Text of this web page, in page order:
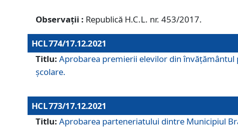
Observații : Republică H.C.L. nr. 453/2017.
HCL 774/17.12.2021
Titlu: Aprobarea premierii elevilor din
școlare.
HCL 773/17.12.2021
Titlu: Aprobarea parteneriatului dintre Municipiul